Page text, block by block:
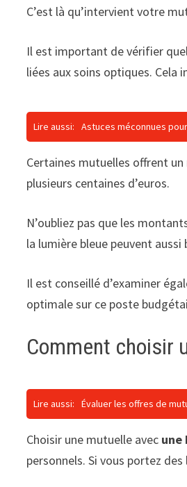
C’est là qu’intervient votre
Il est important de vérifier
liées aux soins optiques. Cela
Lire aussi: Astuces méconnues
Certaines mutuelles offrent
plusieurs centaines d’euros.
N’oubliez pas que les
la lumière bleue peuvent
Il est conseillé d’examiner
optimale sur ce poste
Comment choisir
Lire aussi: Évaluer les offres de
Choisir une mutuelle avec une
personnels. Si vous portez